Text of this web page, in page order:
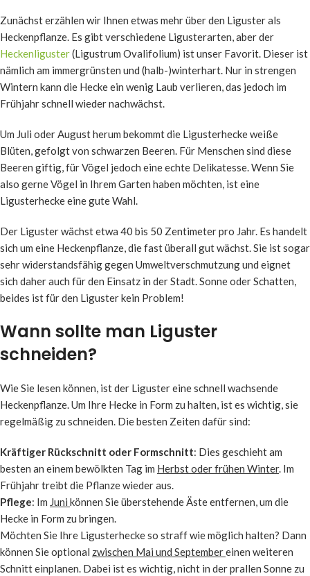
Zunächst erzählen wir Ihnen etwas mehr über den Liguster als
Heckenpflanze. Es gibt verschiedene Ligusterarten, aber der
Heckenliguster(Ligustrum Ovalifolium) ist unser Favorit. Dieser ist
nämlich am immergrünsten und (halb-)winterhart. Nur in strengen
Wintern kann die Hecke ein wenig Laub verlieren, das jedoch im
Frühjahr schnell wieder nachwächst.
Um Juli oder August herum bekommt die Ligusterhecke weiße
Blüten, gefolgt von schwarzen Beeren. Für Menschen sind diese
Beeren giftig, für Vögel jedoch eine echte Delikatesse. Wenn Sie
also gerne Vögel in Ihrem Garten haben möchten, ist eine
Ligusterhecke eine gute Wahl.
Der Liguster wächst etwa 40 bis 50 Zentimeter pro Jahr. Es handelt
sich um eine Heckenpflanze, die fast überall gut wächst. Sie ist sogar
sehr widerstandsfähig gegen Umweltverschmutzung und eignet
sich daher auch für den Einsatz in der Stadt. Sonne oder Schatten,
beides ist für den Liguster kein Problem!
Wann sollte man Liguster
schneiden?
Wie Sie lesen können, ist der Liguster eine schnell wachsende
Heckenpflanze. Um Ihre Hecke in Form zu halten, ist es wichtig, sie
regelmäßig zu schneiden. Die besten Zeiten dafür sind:
Kräftiger Rückschnitt oder Formschnitt: Dies geschieht am
besten an einem bewölkten Tag im Herbst oder frühen Winter. Im
Frühjahr treibt die Pflanze wieder aus.
Pflege: Im Juni können Sie überstehende Äste entfernen, um die
Hecke in Form zu bringen.
Möchten Sie Ihre Ligusterhecke so straff wie möglich halten? Dann
können Sie optional zwischen Mai und Septembereinen weiteren
Schnitt einplanen. Dabei ist es wichtig, nicht in der prallen Sonne zu